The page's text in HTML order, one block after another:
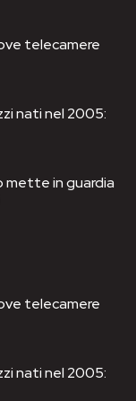
telecamere
nati nel 2005:
mette in guardia
telecamere
nati nel 2005: